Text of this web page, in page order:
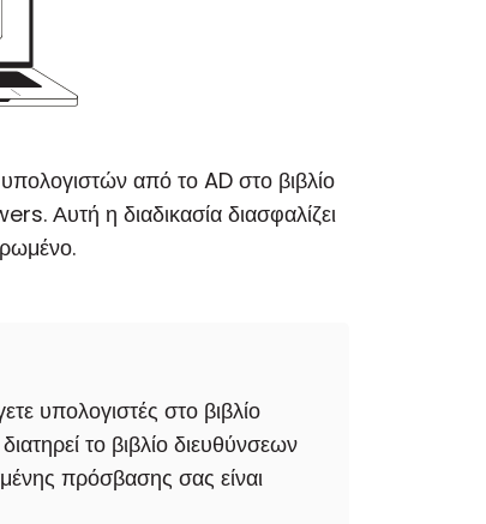
από το AD στο βιβλίο
Αυτή η διαδικασία διασφαλίζει
υπολογιστές στο βιβλίο
το βιβλίο διευθύνσεων
πρόσβασης σας είναι